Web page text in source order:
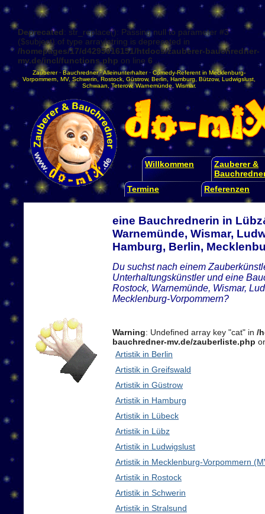
Deprecated: str_replace(): Passing null to parameter #3
($subject) of type array|string is deprecated in
/homepages/17/d4295016151/htdocs/zauberer-bauchredner-
mv.de/incl/functions.php on line 6
Zauberer·Bauchredner·Alleinunterhalter· Comedy-Referent in Mecklenburg-
Vorpommern
MV, Schwerin Rostock Güstrow, Berlin Hamburg Bützow, Ludwigslust
Schwaan ,Teterow,Warnemünde Wismar.
Willkommen
Zauberer &
Termine
Referenzen
eine Bauchrednerin in
Warnemünde, Wismar,
Hamburg, Berlin,
Du suchst nach einem
Unterhaltungskünstler und eine
Rostock, Warnemünde, Wismar,
Mecklenburg-Vorpommern?
Warning: Undefined array key "cat" in /
bauchredner-mv.de/zauberliste.php
Artistik in Berlin
Artistik in Greifswald
Artistik in Güstrow
Artistik in Hamburg
Artistik in Lübeck
Artistik in Lübz
Artistik in Ludwigslust
Artistik in Mecklenburg-Vorpommern
Artistik in Rostock
Artistik in Schwerin
Artistik in Stralsund